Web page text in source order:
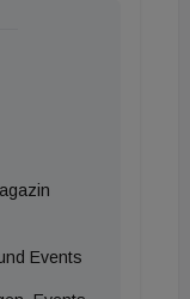
unter
nur wegen
Events